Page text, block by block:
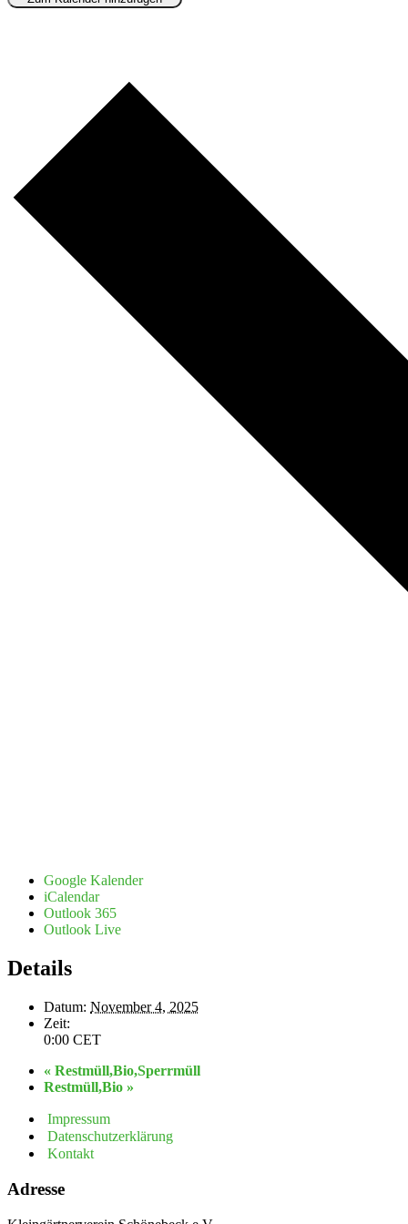
Google Kalender
iCalendar
Outlook 365
Outlook Live
Details
Datum: November 4, 2025
Zeit:
0:00 CET
« Restmüll,Bio,Sperrmüll
Restmüll,Bio »
Impressum
Datenschutzerklärung
Kontakt
Adresse